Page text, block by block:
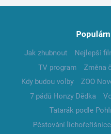
Jak zhubnout Nejlepší
TV program
Změna
Kdy budou volby
ZOO
7 pádů Honzy Dědka
Tatarák podle
Pěstování lichořeřišnice